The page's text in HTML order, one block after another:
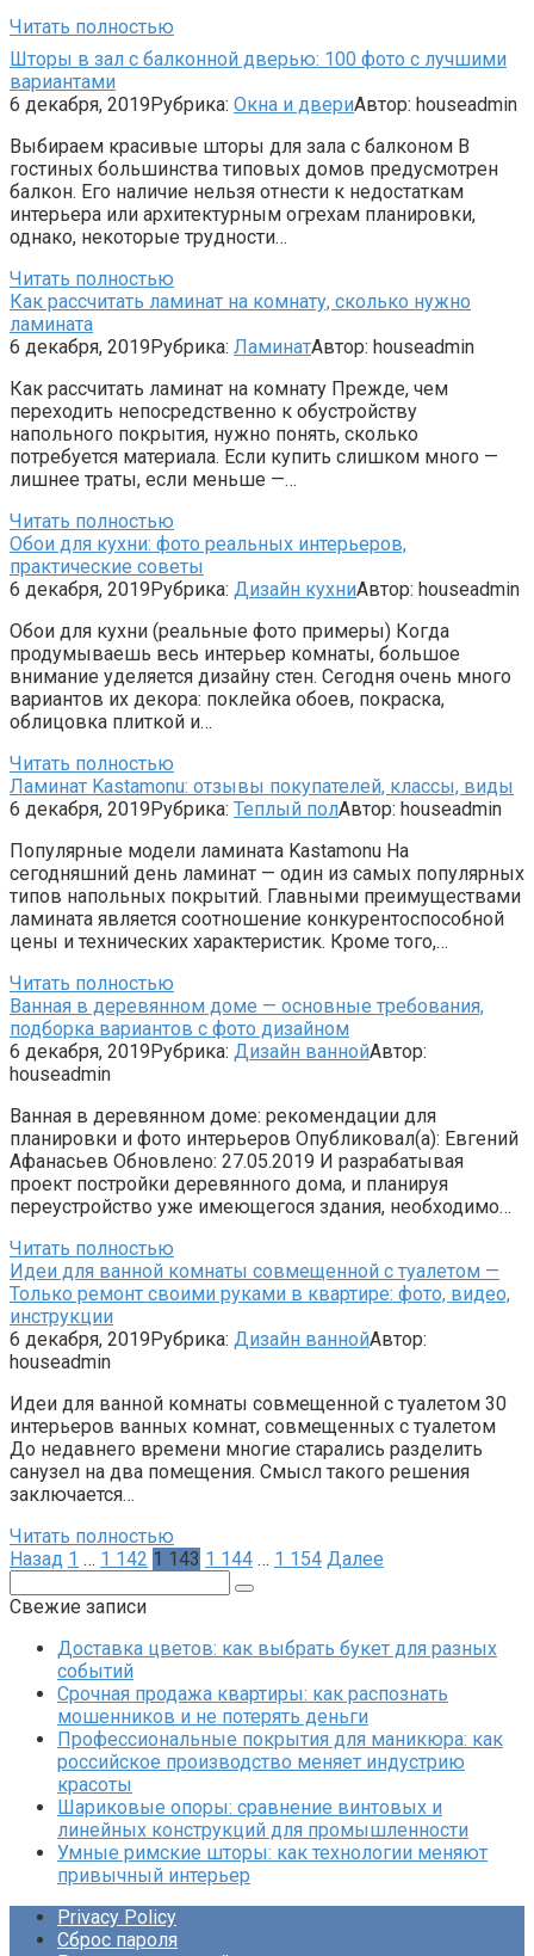
Читать полностью
Шторы в зал с балконной дверью: 100 фото с лучшими
вариантами
6 декабря, 2019Рубрика: Окна и двериАвтор: houseadmin
Выбираем красивые шторы для зала с балконом В
гостиных большинства типовых домов предусмотрен
балкон. Его наличие нельзя отнести к недостаткам
интерьера или архитектурным огрехам планировки,
однако, некоторые трудности…
Читать полностью
Как рассчитать ламинат на комнату, сколько нужно
ламината
6 декабря, 2019Рубрика: ЛаминатАвтор: houseadmin
Как рассчитать ламинат на комнату Прежде, чем
переходить непосредственно к обустройству
напольного покрытия, нужно понять, сколько
потребуется материала. Если купить слишком много —
лишнее траты, если меньше —…
Читать полностью
Обои для кухни: фото реальных интерьеров,
практические советы
6 декабря, 2019Рубрика: Дизайн кухниАвтор: houseadmin
Обои для кухни (реальные фото примеры) Когда
продумываешь весь интерьер комнаты, большое
внимание уделяется дизайну стен. Сегодня очень много
вариантов их декора: поклейка обоев, покраска,
облицовка плиткой и…
Читать полностью
Ламинат Kastamonu: отзывы покупателей, классы, виды
6 декабря, 2019Рубрика: Теплый полАвтор: houseadmin
Популярные модели ламината Kastamonu На
сегодняшний день ламинат — один из самых популярных
типов напольных покрытий. Главными преимуществами
ламината является соотношение конкурентоспособной
цены и технических характеристик. Кроме того,…
Читать полностью
Ванная в деревянном доме — основные требования,
подборка вариантов с фото дизайном
6 декабря, 2019Рубрика: Дизайн ваннойАвтор:
houseadmin
Ванная в деревянном доме: рекомендации для
планировки и фото интерьеров Опубликовал(а): Евгений
Афанасьев Обновлено: 27.05.2019 И разрабатывая
проект постройки деревянного дома, и планируя
переустройство уже имеющегося здания, необходимо…
Читать полностью
Идеи для ванной комнаты совмещенной с туалетом —
Только ремонт своими руками в квартире: фото, видео,
инструкции
6 декабря, 2019Рубрика: Дизайн ваннойАвтор:
houseadmin
Идеи для ванной комнаты совмещенной с туалетом 30
интерьеров ванных комнат, совмещенных с туалетом
До недавнего времени многие старались разделить
санузел на два помещения. Смысл такого решения
заключается…
Читать полностью
Пагинация
Назад 1 … 1 142 1 143 1 144 … 1 154 Далее
Свежие записи
Доставка цветов: как выбрать букет для разных
событий
Срочная продажа квартиры: как распознать
мошенников и не потерять деньги
Профессиональные покрытия для маникюра: как
российское производство меняет индустрию
красоты
Шариковые опоры: сравнение винтовых и
линейных конструкций для промышленности
Умные римские шторы: как технологии меняют
привычный интерьер
Privacy Policy
Сброс пароля